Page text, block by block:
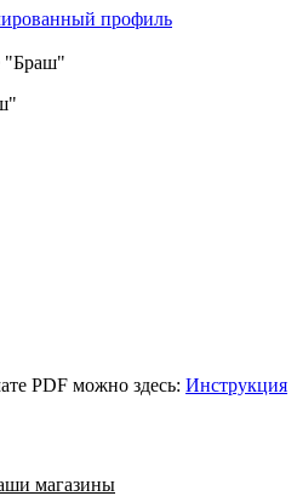
профиль
"Браш"
PDF можно здесь: Инструкция
магазины